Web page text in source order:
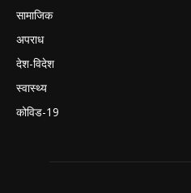
सामाजिक
अपराध
देश-विदेश
स्वास्थ्य
कोविड-19